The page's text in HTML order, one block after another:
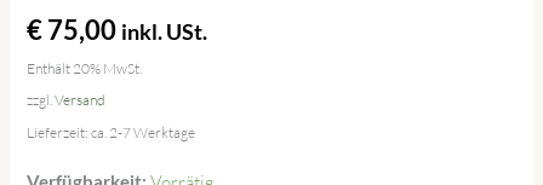
€75,00 inkl. USt.
Enthält 20% MwSt.
zzgl.Versand
Lieferzeit: ca. 2-7 Werktage